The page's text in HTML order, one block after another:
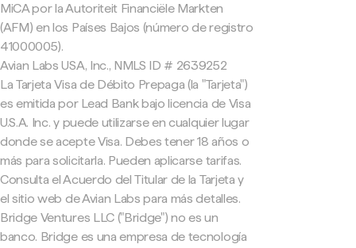
MiCA por la Autoriteit Financiële Markten
(AFM) en los Países Bajos (número de registro
41000005).
Avian Labs USA, Inc., NMLS ID # 2639252
La Tarjeta Visa de Débito Prepaga (la "Tarjeta")
es emitida por Lead Bank bajo licencia de Visa
U.S.A. Inc. y puede utilizarse en cualquier lugar
donde se acepte Visa. Debes tener 18 años o
más para solicitarla. Pueden aplicarse tarifas.
Consulta el Acuerdo del Titular de la Tarjeta y
el sitio web de Avian Labs para más detalles.
Bridge Ventures LLC ("Bridge") no es un
banco. Bridge es una empresa de tecnología